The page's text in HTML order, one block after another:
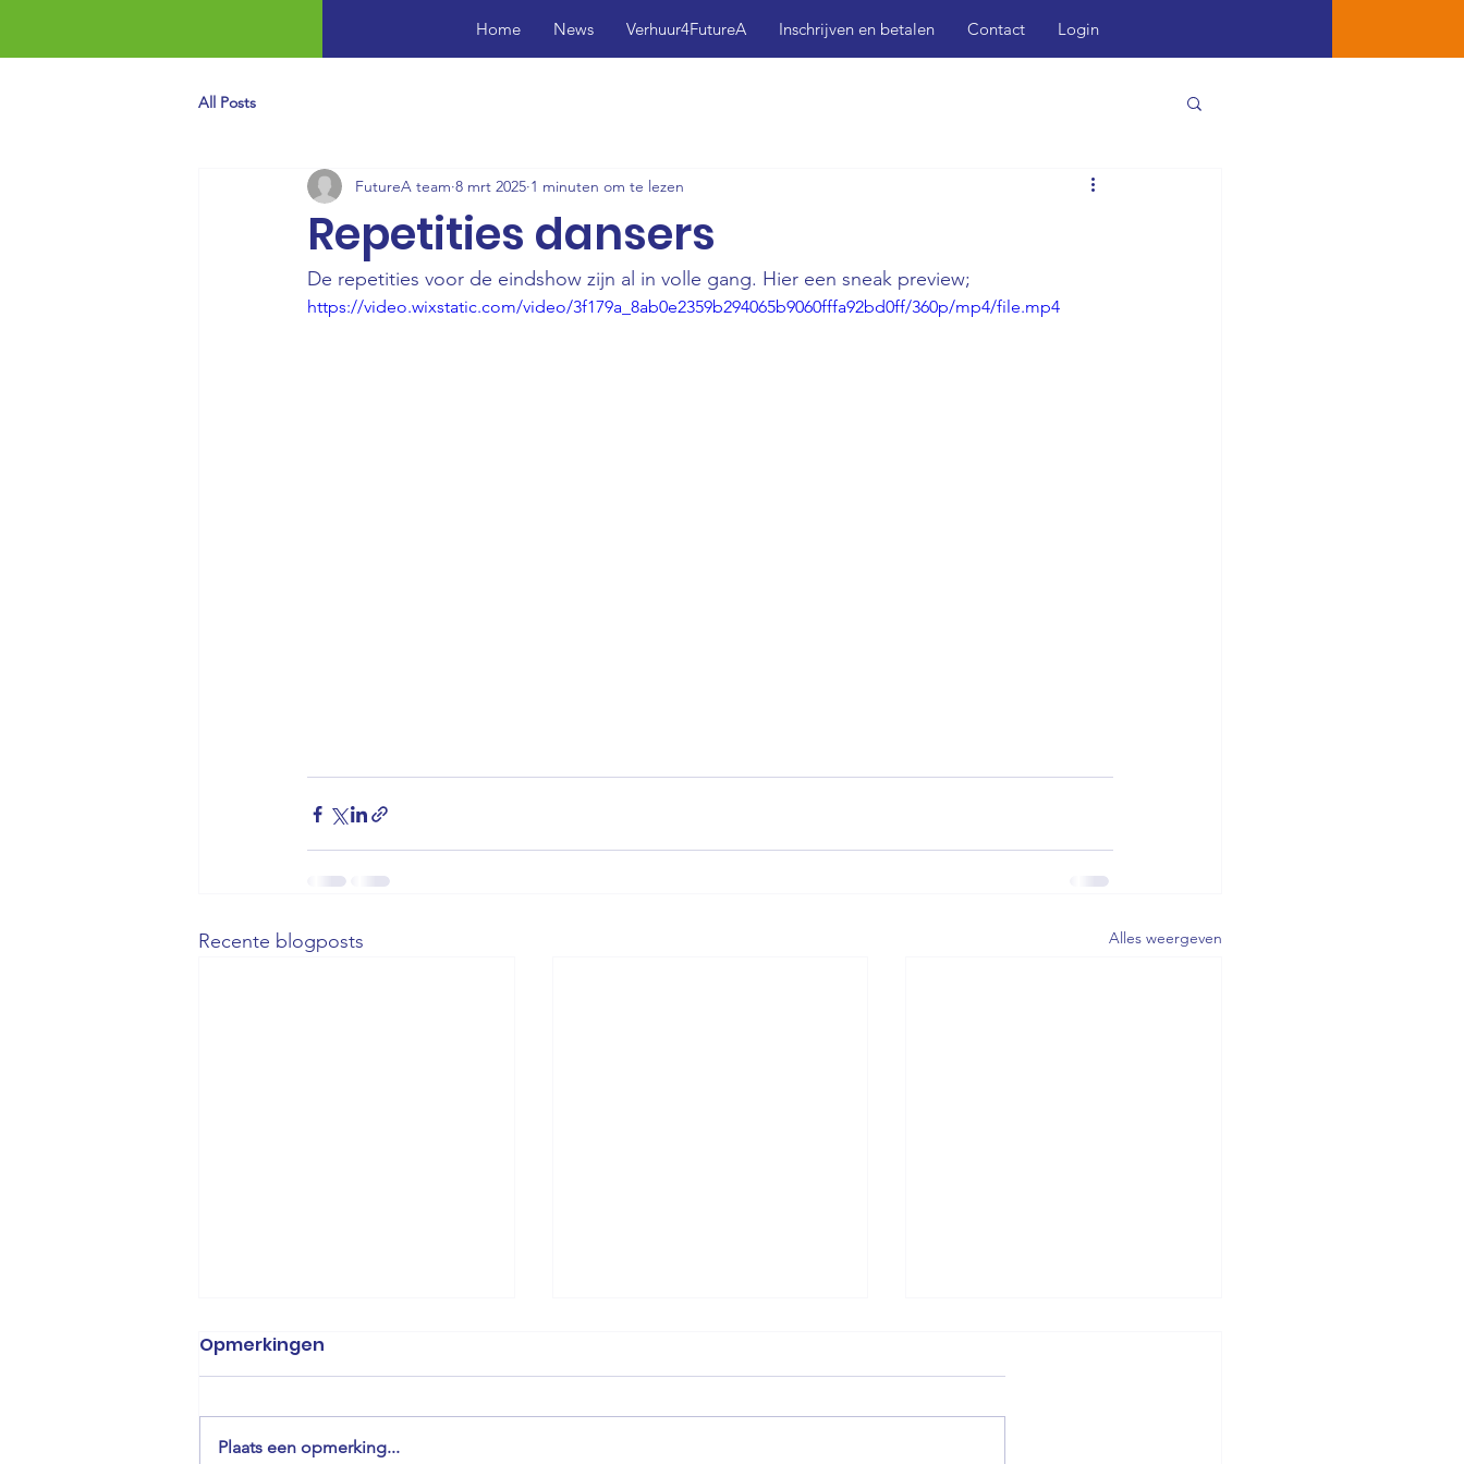
Home News Verhuur4FutureA Inschrijven en betalen Contact Login
All Posts
Repetities dansers
FutureA team 8 mrt 2025 1 minuten om te lezen
De repetities voor de eindshow zijn al in volle gang. Hier een sneak preview;
https://video.wixstatic.com/video/3f179a_8ab0e2359b294065b9060fffa92bd0ff/360p/mp4/file.mp4
Recente blogposts Alles weergeven
Opmerkingen
Plaats een opmerking...